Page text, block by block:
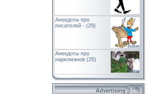
Анекдоты про
писателей - (29)
Анекдоты про
наркоманов (25)
Advertising